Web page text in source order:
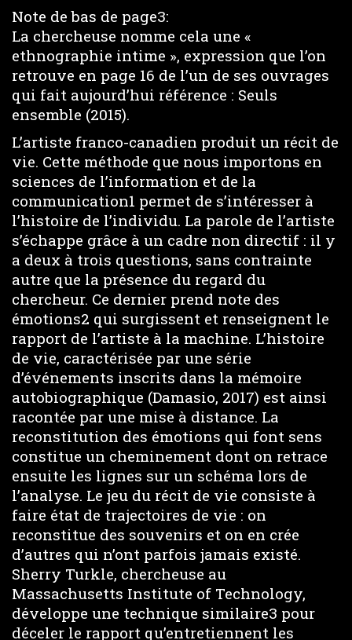
Note de bas de page3:
La chercheuse nomme cela une «
ethnographie intime », expression que l’on
retrouve en page 16 de l’un de ses ouvrages
qui fait aujourd’hui référence : Seuls
ensemble (2015).
L’artiste franco-canadien produit un récit de
vie. Cette méthode que nous importons en
sciences de l’information et de la
communication1 permet de s’intéresser à
l’histoire de l’individu. La parole de l’artiste
s’échappe grâce à un cadre non directif : il y
a deux à trois questions, sans contrainte
autre que la présence du regard du
chercheur. Ce dernier prend note des
émotions2 qui surgissent et renseignent le
rapport de l’artiste à la machine. L’histoire
de vie, caractérisée par une série
d’événements inscrits dans la mémoire
autobiographique (Damasio, 2017) est ainsi
racontée par une mise à distance. La
reconstitution des émotions qui font sens
constitue un cheminement dont on retrace
ensuite les lignes sur un schéma lors de
l’analyse. Le jeu du récit de vie consiste à
faire état de trajectoires de vie : on
reconstitue des souvenirs et on en crée
d’autres qui n’ont parfois jamais existé.
Sherry Turkle, chercheuse au
Massachusetts Institute of Technology,
développe une technique similaire3 pour
déceler le rapport qu’entretiennent les